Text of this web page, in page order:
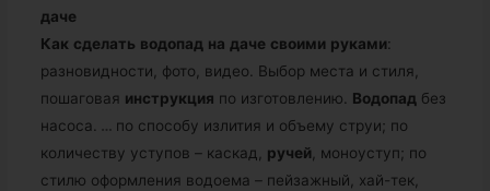
даче
Как сделать водопад на даче своими руками:
разновидности, фото, видео. Выбор места и стиля,
пошаговая инструкция по изготовлению. Водопадбез
насоса. … по способу излития и объему струи; по
количеству уступов – каскад, ручей, моноуступ; по
стилю оформления водоема – пейзажный, хай-тек,